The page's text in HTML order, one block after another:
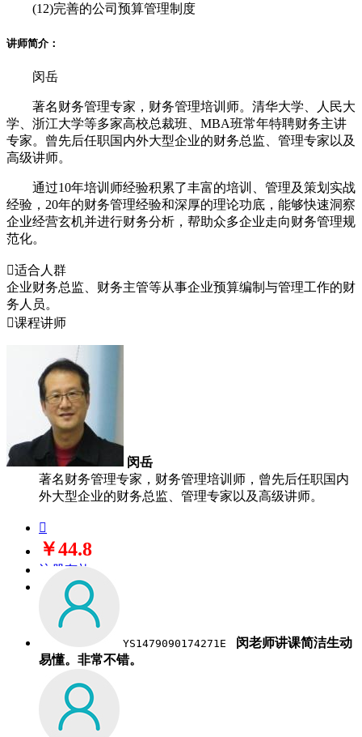
(12)完善的公司预算管理制度
讲师简介：
闵岳
著名财务管理专家，财务管理培训师。清华大学、人民大
学、浙江大学等多家高校总裁班、MBA班常年特聘财务主讲
专家。曾先后任职国内外大型企业的财务总监、管理专家以及
高级讲师。
通过10年培训师经验积累了丰富的培训、管理及策划实战
经验，20年的财务管理经验和深厚的理论功底，能够快速洞察
企业经营玄机并进行财务分析，帮助众多企业走向财务管理规
范化。
适合人群
企业财务总监、财务主管等从事企业预算编制与管理工作的财
务人员。
课程讲师
闵岳
著名财务管理专家，财务管理培训师，曾先后任职国内
外大型企业的财务总监、管理专家以及高级讲师。

￥44.8
注册有礼
立即购买
YS1479090174271E
闵老师讲课简洁生动
易懂。非常不错。